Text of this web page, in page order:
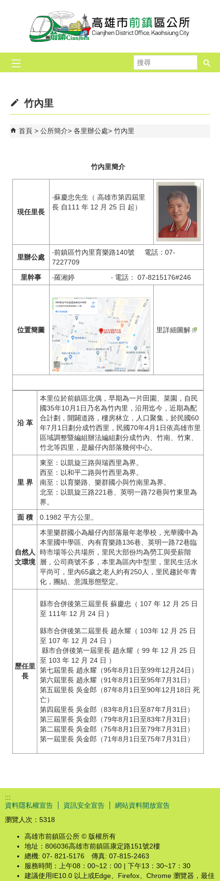
跳到主要內容區塊
尋
竹內里
首頁 公所簡介 各里辦公處 竹內里
竹內里簡介
現任里長
‧蘇慶忠先生（ 高雄市第四屆里
長 自111 年 12 月 25 日 起）
里辦公處
‧前鎮區竹內里育樂路140號 電話：07-
7227709
里幹事
‧羅湘婷 ‧ 電話： 07-8215176#246
位置簡圖 里詳細圖解
沿 革
本里位於前鎮區北偶，早期為一片田園、菜園，自民
國35年10月1日乃名為竹內里，沿用迄今，近期為配
合計劃，開闢道路，樓房林立，人口聚集，於民國60
年7月1日劃分成竹西里，民國70年4月1日依高雄市里
區域調整暨編組辦法編組劃分成竹內、竹南、竹東、
竹北等四里，是籬仔內部落幾何中心。
里 界
東至：以凱旋三路與瑞西里為界。
西至：以和平二路與竹西里為界。
南至：以育樂路、樂群國小與竹南里為界。
北至：以凱旋三路221巷、英明一路72巷與竹東里為
界。
面 積
0.1982 平方公里。
自然人
文環境
本里樂群國小為籬仔內部落最年老學校，光華國中為
本里國中學區、內有育樂路136巷、英明一路72巷臨
時市場等公共場所，里民大部份均為勞工與受薪階
層，公司商號不多，本里為區內中型里，里民生活水
平尚可，里內65歲之老人約有250人，里民趨於年青
化，團結、意識形態堅定。
歷任里
長
縣市合併後第三屆里長 蘇慶忠（ 107 年 12 月 25 日
至 111年 12 月 24 日 )
縣市合併後第二屆里長 趙永耀（ 103年 12 月 25 日
至 107 年 12 月 24 日 ）
縣市合併後第一屆里長 趙永耀（ 99 年 12 月 25 日
至 103 年 12 月 24 日 ）
第七屆里長 趙永耀（95年8月1日至99年12月24日）
第六屆里長 趙永耀（91年8月1日至95年7月31日）
第五屆里長 吳金郎（87年8月1日至90年12月18日 死
亡）
第四屆里長 吳金郎（83年8月1日至87年7月31日）
第三屆里長 吳金郎（79年8月1日至83年7月31日）
第二屆里長 吳金郎（75年8月1日至79年7月31日）
第一屆里長 吳金郎（71年8月1日至75年7月31日）
:::
資料隱私權宣告
資訊安全宣告
網站資料開放宣告
瀏覽人次： 5318
高雄市前鎮區公所 © 版權所有
地址：806036高雄市前鎮區康定路151號2樓
總機: 07- 821-5176 傳真: 07-815-2463
服務時間：上午08：00~12：00 | 下午13：30~17：30
建議使用IE10.0 以上或Edge、Firefox、Chrome 瀏覽器，最佳